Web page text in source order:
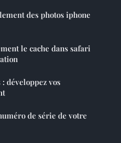
des photos iphone
le cache dans safari
développez vos
de série de votre